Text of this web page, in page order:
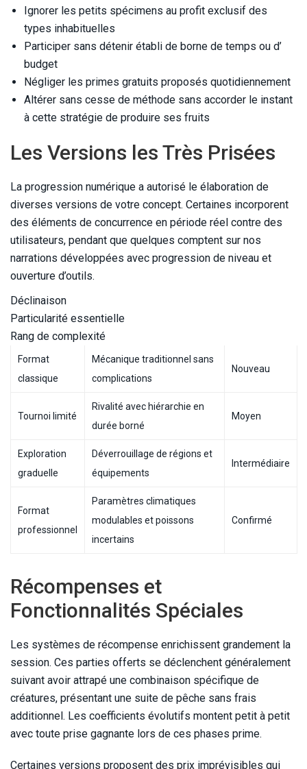
Ignorer les petits spécimens au profit exclusif des
types inhabituelles
Participer sans détenir établi de borne de temps ou d’
budget
Négliger les primes gratuits proposés quotidiennement
Altérer sans cesse de méthode sans accorder le instant
à cette stratégie de produire ses fruits
Les Versions les Très Prisées
La progression numérique a autorisé le élaboration de
diverses versions de votre concept. Certaines incorporent
des éléments de concurrence en période réel contre des
utilisateurs, pendant que quelques comptent sur nos
narrations développées avec progression de niveau et
ouverture d’outils.
Déclinaison
Particularité essentielle
Rang de complexité
Format
classique
Mécanique traditionnel sans
complications
Nouveau
Tournoi limité
Rivalité avec hiérarchie en
durée borné
Moyen
Exploration
graduelle
Déverrouillage de régions et
équipements
Intermédiaire
Format
professionnel
Paramètres climatiques
modulables et poissons
incertains
Confirmé
Récompenses et
Fonctionnalités Spéciales
Les systèmes de récompense enrichissent grandement la
session. Ces parties offerts se déclenchent généralement
suivant avoir attrapé une combinaison spécifique de
créatures, présentant une suite de pêche sans frais
additionnel. Les coefficients évolutifs montent petit à petit
avec toute prise gagnante lors de ces phases prime.
Certaines versions proposent des prix imprévisibles qui